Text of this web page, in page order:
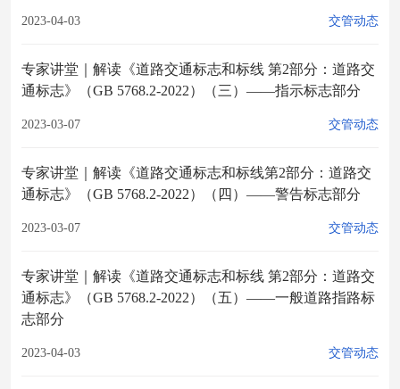
2023-04-03 交管动态
专家讲堂｜解读《道路交通标志和标线 第2部分：道路交
通标志》（GB 5768.2-2022）（三）——指示标志部分
2023-03-07 交管动态
专家讲堂｜解读《道路交通标志和标线第2部分：道路交
通标志》（GB 5768.2-2022）（四）——警告标志部分
2023-03-07 交管动态
专家讲堂｜解读《道路交通标志和标线 第2部分：道路交
通标志》（GB 5768.2-2022）（五）——一般道路指路标
志部分
2023-04-03 交管动态